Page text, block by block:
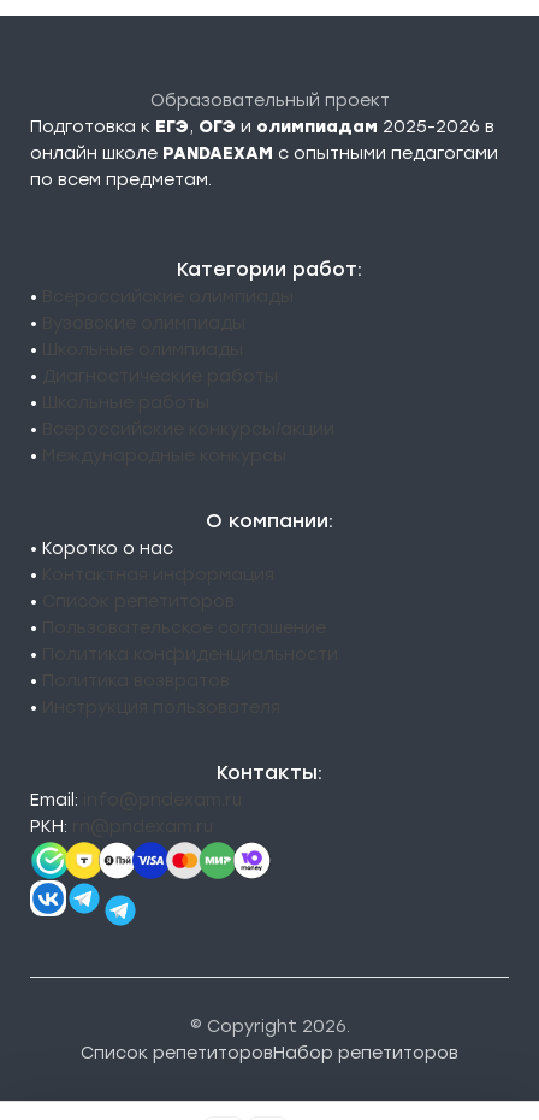
Образовательный проект
Подготовка к ЕГЭ, ОГЭ и олимпиадам 2025-2026 в
онлайн школе PANDAEXAM c опытными педагогами
по всем предметам.
Категории работ:
•
•
•
•
•
•
•
О компании:
• Коротко о нас
•
•
•
•
•
•
Контакты:
Email:
РКН:
© Copyright 2026.
Список репетиторовНабор репетиторов